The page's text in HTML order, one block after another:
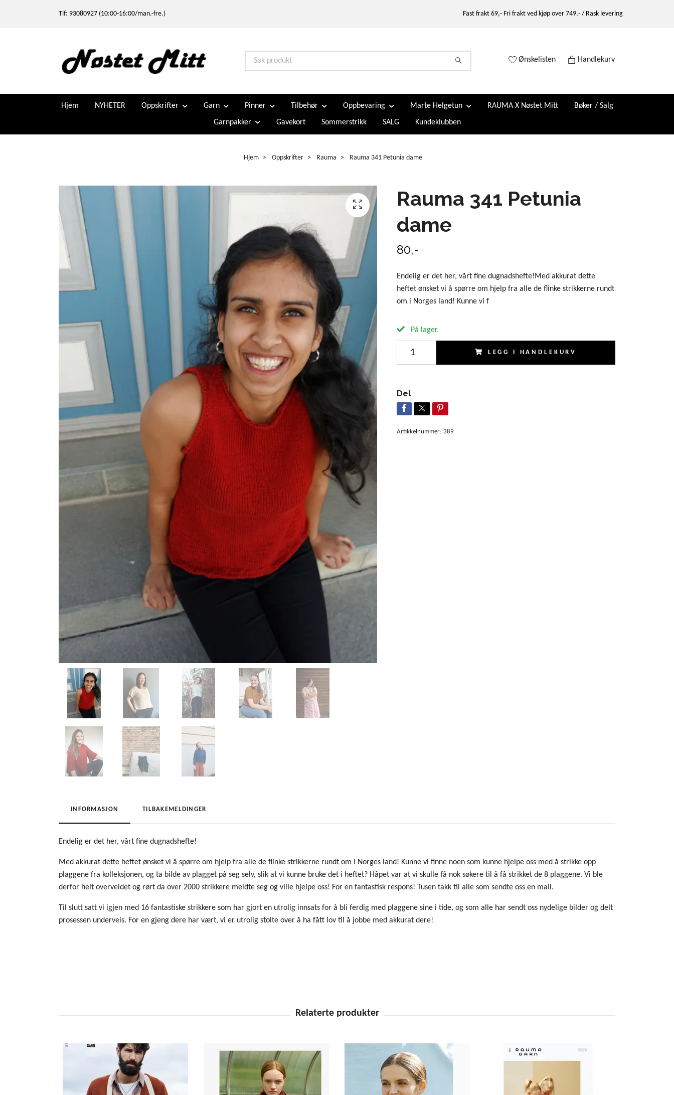
Tlf: 93080927 (10:00-16:00/man.-fre.) Fast frakt 69,- Fri frakt ved kjøp over 749,- / Rask levering
Ønskelisten Handlekurv
Hjem NYHETER Oppskrifter Garn Pinner Tilbehør Oppbevaring Marte Helgetun RAUMA X Nøstet Mitt Bøker / Salg
Garnpakker Gavekort Sommerstrikk SALG Kundeklubben
Hjem Oppskrifter Rauma Rauma 341 Petunia dame
Rauma 341 Petunia
dame
80,-
Endelig er det her, vårt fine dugnadshefte!Med akkurat dette
heftet ønsket vi å spørre om hjelp fra alle de flinke strikkerne rundt
om i Norges land! Kunne vi f
På lager.
LEGG I HANDLEKURV
Del
Artikkelnummer: 389
INFORMASJON TILBAKEMELDINGER
Endelig er det her, vårt fine dugnadshefte!
Med akkurat dette heftet ønsket vi å spørre om hjelp fra alle de flinke strikkerne rundt om i Norges land! Kunne vi finne noen som kunne hjelpe oss med å strikke opp
plaggene fra kolleksjonen, og ta bilde av plagget på seg selv, slik at vi kunne bruke det i heftet? Håpet var at vi skulle få nok søkere til å få strikket de 8 plaggene. Vi ble
derfor helt overveldet og rørt da over 2000 strikkere meldte seg og ville hjelpe oss! For en fantastisk respons! Tusen takk til alle som sendte oss en mail.
Til slutt satt vi igjen med 16 fantastiske strikkere som har gjort en utrolig innsats for å bli ferdig med plaggene sine i tide, og som alle har sendt oss nydelige bilder og delt
prosessen underveis. For en gjeng dere har vært, vi er utrolig stolte over å ha fått lov til å jobbe med akkurat dere!